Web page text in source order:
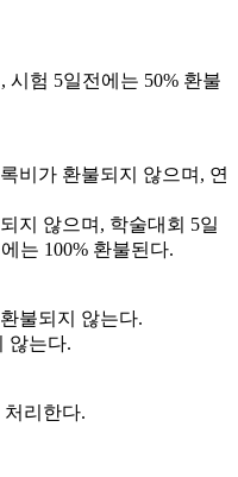
시험 5일전에는 50% 환불
비가 환불되지 않으며, 연
지 않으며, 학술대회 5일
는 100% 환불된다.
불되지 않는다.
않는다.
리한다.